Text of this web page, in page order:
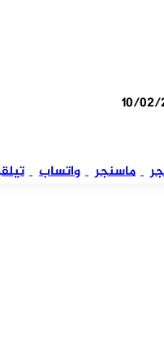
10/02/
ماسنجر واتساب